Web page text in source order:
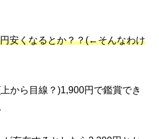
安くなるとか？？(←そんなわけ
から目線？)1,900円で鑑賞でき